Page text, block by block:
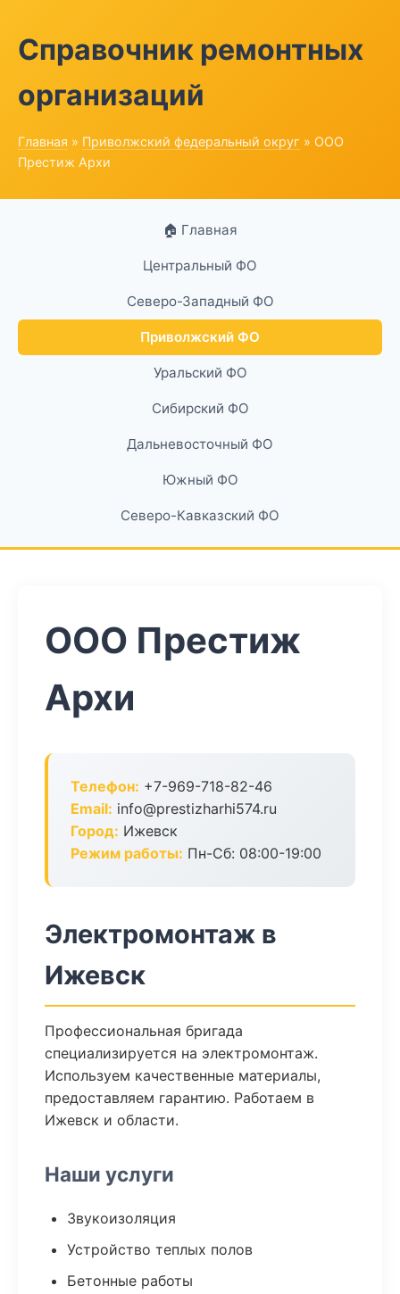
Справочник ремонтных
организаций
Главная » Приволжский федеральный округ » ООО
Престиж Архи
🏠 Главная
Центральный ФО
Северо-Западный ФО
Приволжский ФО
Уральский ФО
Сибирский ФО
Дальневосточный ФО
Южный ФО
Северо-Кавказский ФО
ООО Престиж
Архи
Телефон: +7-969-718-82-46
Email: info@prestizharhi574.ru
Город: Ижевск
Режим работы: Пн-Сб: 08:00-19:00
Электромонтаж в
Ижевск
Профессиональная бригада
специализируется на электромонтаж.
Используем качественные материалы,
предоставляем гарантию. Работаем в
Ижевск и области.
Наши услуги
Звукоизоляция
Устройство теплых полов
Бетонные работы